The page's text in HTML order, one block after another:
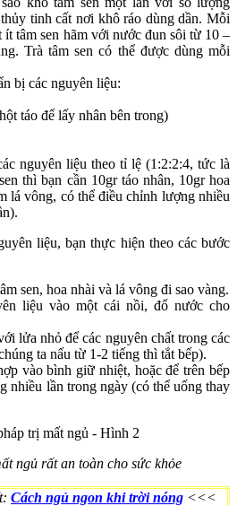
tinh cất nơi khô ráo dùng dần. Mỗi
ít tâm sen hãm với nước đun sôi từ 10 –
Trà tâm sen có thể được dùng mỗi
bị các nguyên liệu:
táo để lấy nhân bên trong)
nguyên liệu theo tỉ lệ (1:2:2:4, tức là
thì bạn cần 10gr táo nhân, 10gr hoa
lá vông, có thể điều chỉnh lượng nhiều
liệu, bạn thực hiện theo các bước
sen, hoa nhài và lá vông đi sao vàng.
liệu vào một cái nồi, đổ nước cho
lửa nhỏ để các nguyên chất trong các
ta nấu từ 1-2 tiếng thì tắt bếp).
vào bình giữ nhiệt, hoặc để trên bếp
nhiều lần trong ngày (có thể uống thay
ngủ rất an toàn cho sức khỏe
Cách ngủ ngon khi trời nóng <<<